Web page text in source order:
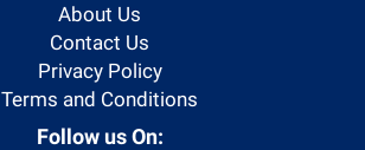
About Us
Contact Us
Privacy Policy
Terms and Conditions
Follow us On: